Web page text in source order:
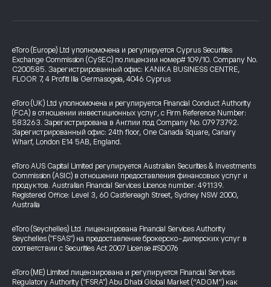
eToro (Europe) Ltd уполномочена и регулируется Cyprus Securities
Exchange Commission (CySEC) по лицензии номер# 109/10. Company No.
C200585. Зарегистрированный офис: KANIKA BUSINESS CENTRE,
FLOOR 7, 4 Profiti Ilia Germasogeia, 4046 Cyprus
eToro (UK) Ltd уполномочена и регулируется Financial Conduct Authority
(FCA) в отношении инвестиционных услуг, с Firm Reference Number:
583263. Зарегистрирована в Англии под Company No. 07973792.
Зарегистрированный офис: 24th floor, One Canada Square, Canary
Wharf, London E14 5AB, England.
eToro AUS Capital Limited регулируется Australian Securities & Investments
Commission (ASIC) в отношении предоставления финансовых услуг и
продуктов. Australian Financial Services Licence number: 491139.
Registered Office: Level 3, 60 Castlereagh Street, Sydney NSW 2000,
Australia
eToro (Seychelles) Ltd. лицензирована Financial Services Authority
Seychelles ("FSAS") на предоставление брокерско-дилерских услуг в
соответствии с Securities Act 2007 License #SD076
eToro (ME) Limited лицензирована и регулируется Financial Services
Regulatory Authority ("FSRA") Abu Dhabi Global Market (“ADGM”) как